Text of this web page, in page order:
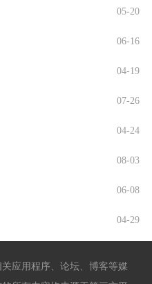
05-20
06-16
04-19
07-26
04-24
08-03
06-08
04-29
应用程序、论坛、博客等媒